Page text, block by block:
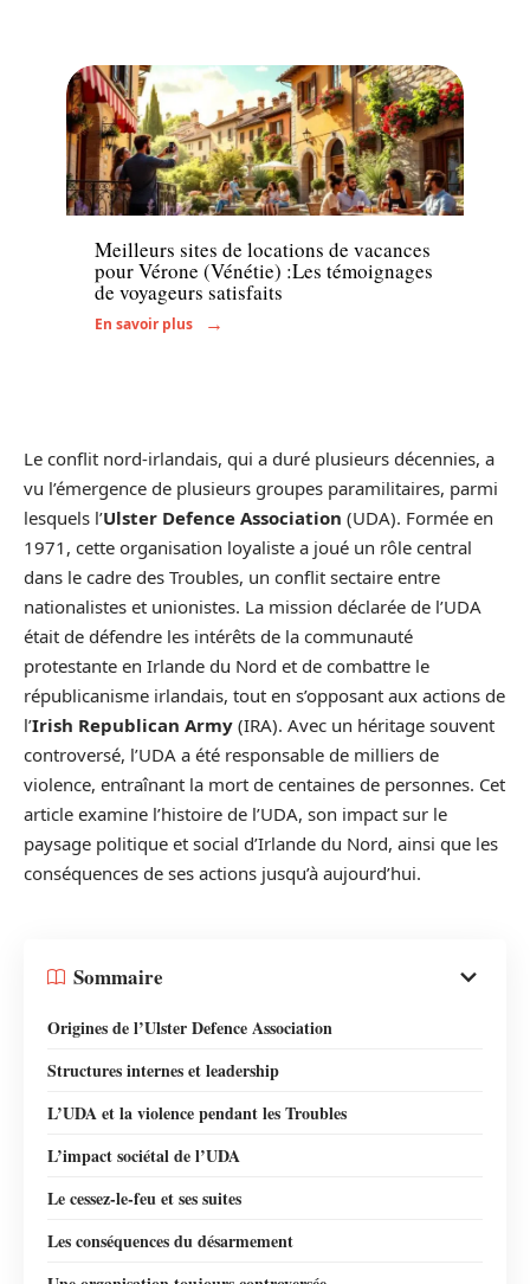
Hébergement
Meilleurs sites de locations de vacances
pour Vérone (Vénétie) :Les témoignages
de voyageurs satisfaits
En savoir plus
Le conflit nord-irlandais, qui a duré plusieurs décennies, a
vu l’émergence de plusieurs groupes paramilitaires, parmi
lesquels l’Ulster Defence Association (UDA). Formée en
1971, cette organisation loyaliste a joué un rôle central
dans le cadre des Troubles, un conflit sectaire entre
nationalistes et unionistes. La mission déclarée de l’UDA
était de défendre les intérêts de la communauté
protestante en Irlande du Nord et de combattre le
républicanisme irlandais, tout en s’opposant aux actions de
l’Irish Republican Army (IRA). Avec un héritage souvent
controversé, l’UDA a été responsable de milliers de
violence, entraînant la mort de centaines de personnes. Cet
article examine l’histoire de l’UDA, son impact sur le
paysage politique et social d’Irlande du Nord, ainsi que les
conséquences de ses actions jusqu’à aujourd’hui.
Sommaire
Origines de l’Ulster Defence Association
Structures internes et leadership
L’UDA et la violence pendant les Troubles
L’impact sociétal de l’UDA
Le cessez-le-feu et ses suites
Les conséquences du désarmement